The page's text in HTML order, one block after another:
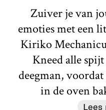
Zuiver je van
emoties met een
Kiriko
Kneed alle
deegman,
in de oven
Lees